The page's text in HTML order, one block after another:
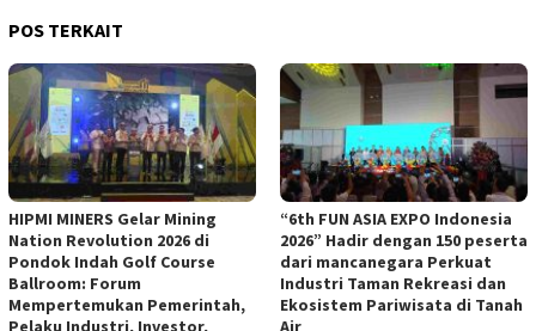
POS TERKAIT
HIPMI MINERS Gelar Mining
Nation Revolution 2026 di
Pondok Indah Golf Course
Ballroom: Forum
Mempertemukan Pemerintah,
Pelaku Industri, Investor,
“6th FUN ASIA EXPO Indonesia
2026” Hadir dengan 150 peserta
dari mancanegara Perkuat
Industri Taman Rekreasi dan
Ekosistem Pariwisata di Tanah
Air